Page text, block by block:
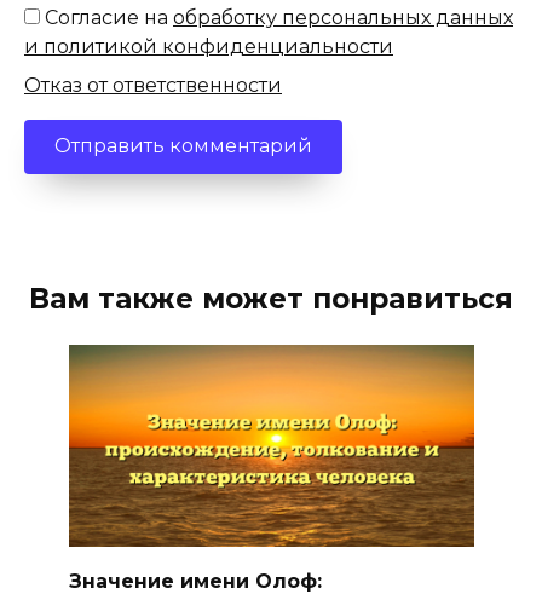
Согласие на обработку персональных данных
и политикой конфиденциальности
Отказ от ответственности
Вам также может понравиться
Значение имени Олоф: